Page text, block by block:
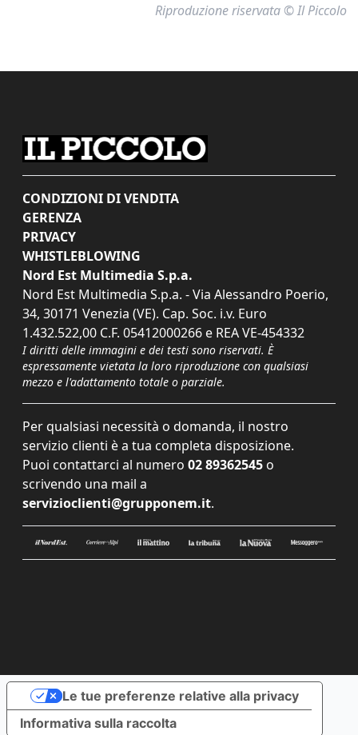
Riproduzione riservata © Il Piccolo
CONDIZIONI DI VENDITA
GERENZA
PRIVACY
WHISTLEBLOWING
Nord Est Multimedia S.p.a.
Nord Est Multimedia S.p.a. - Via Alessandro Poerio,
34, 30171 Venezia (VE). Cap. Soc. i.v. Euro
1.432.522,00 C.F. 05412000266 e REA VE-454332
I diritti delle immagini e dei testi sono riservati. È
espressamente vietata la loro riproduzione con qualsiasi
mezzo e l'adattamento totale o parziale.
Per qualsiasi necessità o domanda, il nostro
servizio clienti è a tua completa disposizione.
Puoi contattarci al numero 02 89362545 o
scrivendo una mail a
servizioclienti@grupponem.it.
Informativa sulla raccolta
Le tue preferenze relative alla privacy